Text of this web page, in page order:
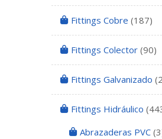
Fittings Cobre (187)
Fittings Colector (90)
Fittings Galvanizado
Fittings Hidráulico
Abrazaderas PVC